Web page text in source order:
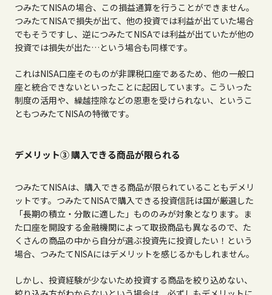
つみたてNISAの場合、この損益通算を行うことができません。
つみたてNISAで損失が出て、他の投資では利益が出ていた場合
でもそうですし、逆につみたてNISAでは利益が出ていたが他の
投資では損失が出た…という場合も同様です。
これはNISA口座そのものが非課税口座であるため、他の一般口
座と統合できないといったことに起因しています。こういった
制度の活用や、繰越控除などの恩恵を受けられない、というこ
ともつみたてNISAの特徴です。
デメリット③ 購入できる商品が限られる
つみたてNISAは、購入できる商品が限られていることもデメリ
ットです。つみたてNISAで購入できる投資信託は国が厳選した
「長期の積立・分散に適した」もののみが対象となります。ま
た口座を開設する金融機関によって取扱商品も異なるので、た
くさんの商品の中から自分が選ぶ投資先に投資したい！という
場合、つみたてNISAにはデメリットを感じるかもしれません。
しかし、投資経験が少ないため投資する商品を絞り込めない、